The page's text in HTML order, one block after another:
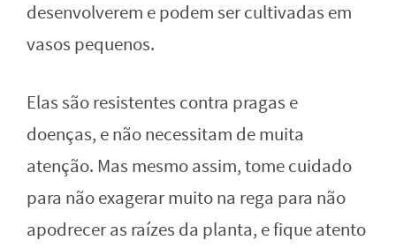
desenvolverem e podem ser cultivadas em
vasos pequenos.
Elas são resistentes contra pragas e
doenças, e não necessitam de muita
atenção. Mas mesmo assim, tome cuidado
para não exagerar muito na rega para não
apodrecer as raízes da planta, e fique atento